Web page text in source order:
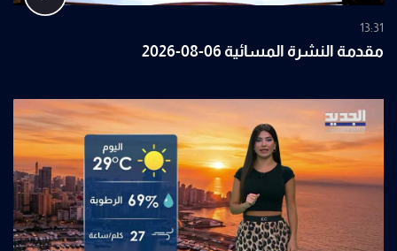
13:31
مقدمة النشرة المسائية 06-08-2026